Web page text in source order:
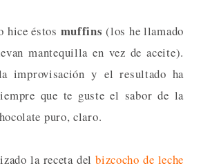
hice éstos muffins (los he llamado
mantequilla en vez de aceite).
improvisación y el resultado ha
que te guste el sabor de la
puro, claro.
la receta delbizcocho de leche